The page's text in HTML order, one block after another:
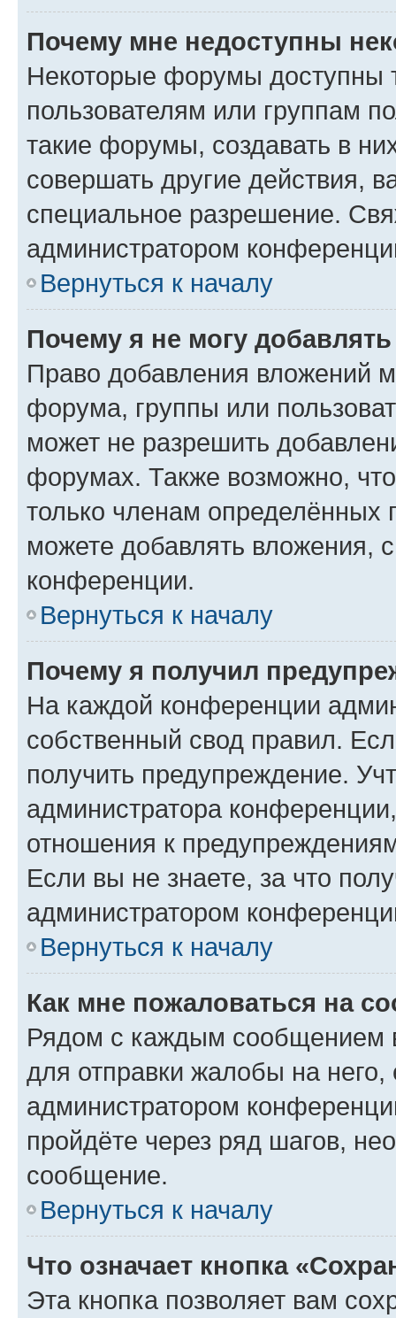
Почему мне недоступны
Некоторые форумы доступны
пользователям или группам
такие форумы, создавать в
совершать другие действия,
специальное разрешение.
администратором
Вернуться к началу
Почему я не могу
Право добавления вложений
форума, группы или
может не разрешить
форумах. Также возможно,
только членам определённых
можете добавлять вложения,
конференции.
Вернуться к началу
Почему я получил
На каждой конференции
собственный свод правил.
получить предупреждение.
администратора
отношения к
Если вы не знаете, за что
администратором
Вернуться к началу
Как мне пожаловаться на
Рядом с каждым сообщением
для отправки жалобы на
администратором
пройдёте через ряд шагов,
сообщение.
Вернуться к началу
Что означает кнопка
Эта кнопка позволяет вам